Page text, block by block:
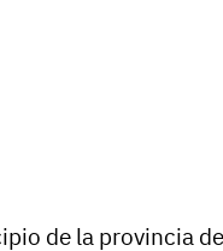
de la provincia